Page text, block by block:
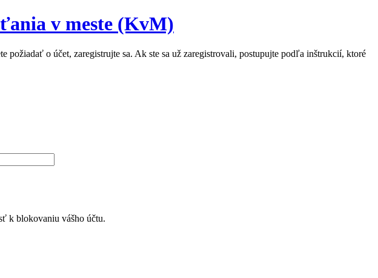
v meste (KvM)
o účet, zaregistrujte sa. Ak ste sa už zaregistrovali, postupujte podľa inštrukcií, ktoré
k blokovaniu vášho účtu.